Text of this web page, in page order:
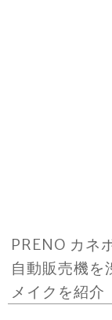
PRENO カネ
自動販売機
メイクを紹介